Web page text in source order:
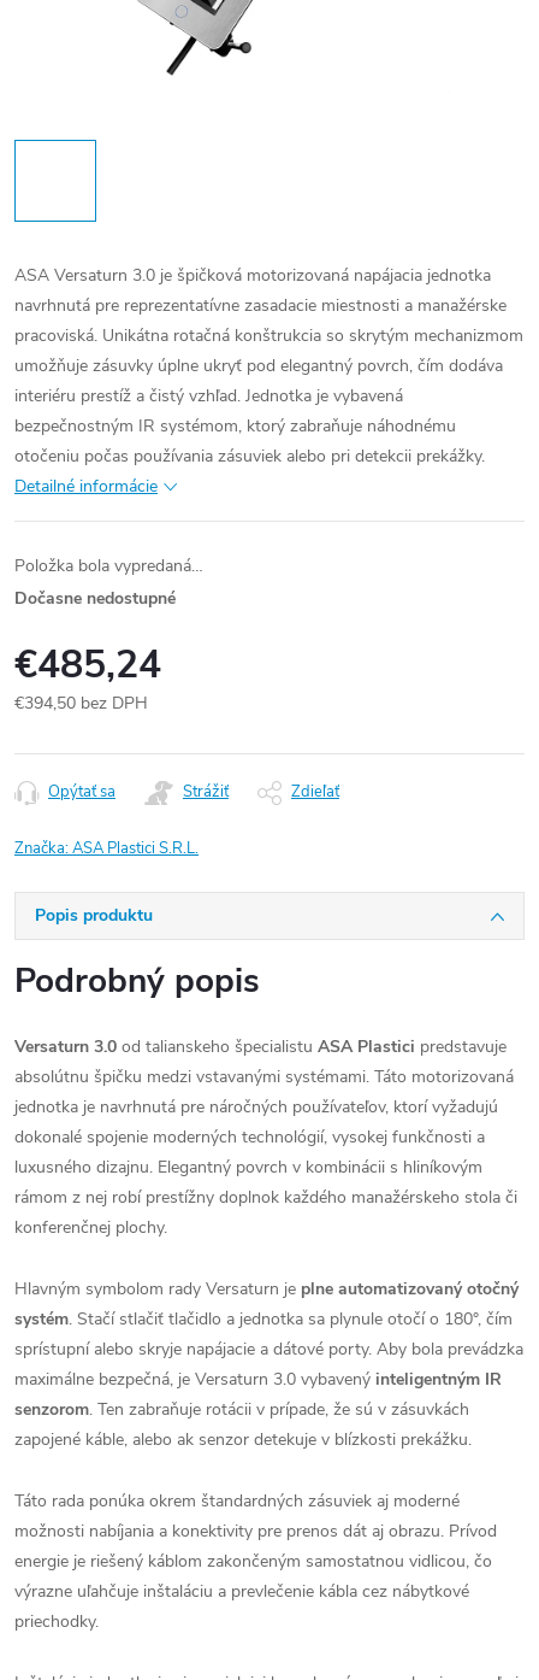
ASA Versaturn 3.0 je špičková motorizovaná napájacia jednotka
navrhnutá pre reprezentatívne zasadacie miestnosti a manažérske
pracoviská. Unikátna rotačná konštrukcia so skrytým mechanizmom
umožňuje zásuvky úplne ukryť pod elegantný povrch, čím dodáva
interiéru prestíž a čistý vzhľad. Jednotka je vybavená
bezpečnostným IR systémom, ktorý zabraňuje náhodnému
otočeniu počas používania zásuviek alebo pri detekcii prekážky.
Detailné informácie
Položka bola vypredaná…
Dočasne nedostupné
€485,24
€394,50 bez DPH
cena:
Opýtať sa Strážiť Zdieľať
Značka:ASA Plastici S.R.L.
Popis produktu
Podrobný popis
Versaturn 3.0 od talianskeho špecialistu ASA Plastici predstavuje
absolútnu špičku medzi vstavanými systémami. Táto motorizovaná
jednotka je navrhnutá pre náročných používateľov, ktorí vyžadujú
dokonalé spojenie moderných technológií, vysokej funkčnosti a
luxusného dizajnu. Elegantný povrch v kombinácii s hliníkovým
rámom z nej robí prestížny doplnok každého manažérskeho stola či
konferenčnej plochy.
Hlavným symbolom rady Versaturn je plne automatizovaný otočný
systém. Stačí stlačiť tlačidlo a jednotka sa plynule otočí o 180°, čím
sprístupní alebo skryje napájacie a dátové porty. Aby bola prevádzka
maximálne bezpečná, je Versaturn 3.0 vybavený inteligentným IR
senzorom. Ten zabraňuje rotácii v prípade, že sú v zásuvkách
zapojené káble, alebo ak senzor detekuje v blízkosti prekážku.
Táto rada ponúka okrem štandardných zásuviek aj moderné
možnosti nabíjania a konektivity pre prenos dát aj obrazu. Prívod
energie je riešený káblom zakončeným samostatnou vidlicou, čo
výrazne uľahčuje inštaláciu a prevlečenie kábla cez nábytkové
priechodky.